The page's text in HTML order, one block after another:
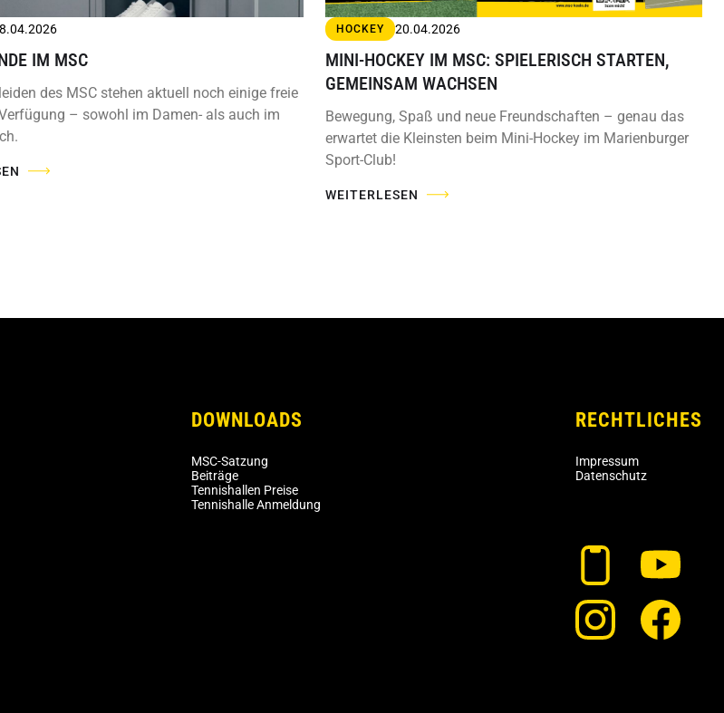
IM MSC
des MSC stehen aktuell noch einige freie
– sowohl im Damen- als auch im
HOCKEY 20.04.2026
MINI-HOCKEY IM MSC: SPIELERISCH STARTEN,
GEMEINSAM WACHSEN
Bewegung, Spaß und neue Freundschaften – genau das
erwartet die Kleinsten beim Mini-Hockey im Marienburger
Sport-Club!
WEITERLESEN
DOWNLOADS
MSC-Satzung
Beiträge
Tennishallen Preise
Tennishalle Anmeldung
RECHTLICHES
Impressum
Datenschutz